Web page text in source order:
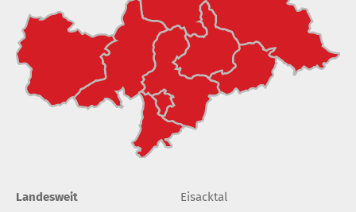
Landesweit
Eisacktal